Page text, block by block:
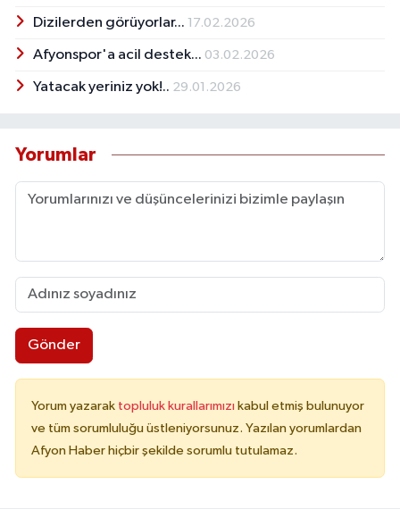
Dizilerden görüyorlar... 17.02.2026
Afyonspor'a acil destek... 03.02.2026
Yatacak yeriniz yok!.. 29.01.2026
Yorumlar
Gönder
Yorum yazarak topluluk kurallarımızı kabul etmiş bulunuyor
ve tüm sorumluluğu üstleniyorsunuz. Yazılan yorumlardan
Afyon Haber hiçbir şekilde sorumlu tutulamaz.